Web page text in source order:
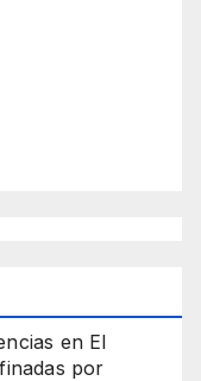
en El
por